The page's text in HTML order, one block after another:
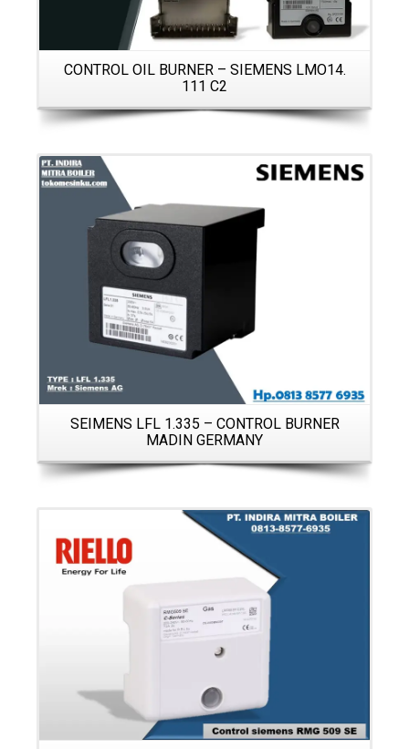
CONTROL OIL BURNER – SIEMENS LMO14.
111 C2
SEIMENS LFL 1.335 – CONTROL BURNER
MADIN GERMANY
Details